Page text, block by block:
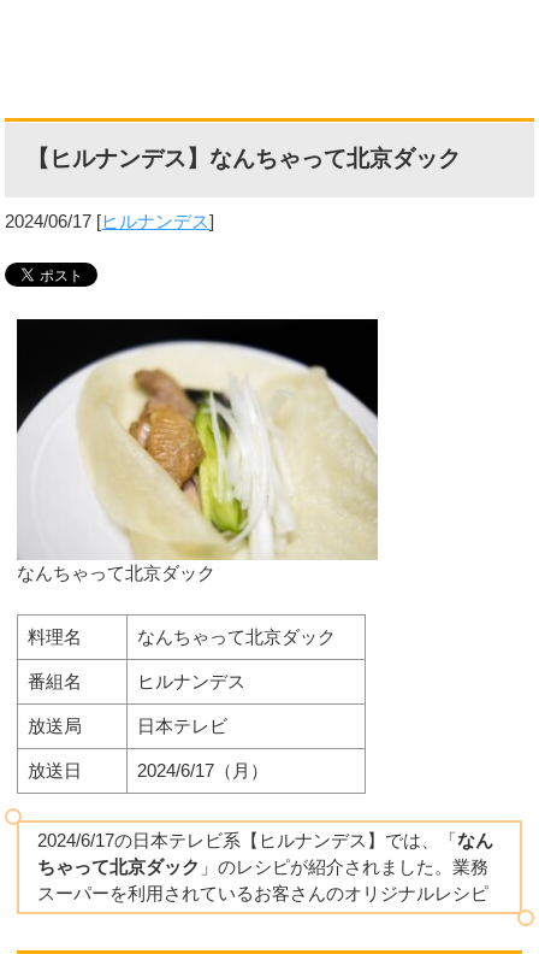
【ヒルナンデス】なんちゃって北京ダック
2024/06/17 [ヒルナンデス]
なんちゃって北京ダック
料理名 なんちゃって北京ダック
番組名 ヒルナンデス
放送局 日本テレビ
放送日 2024/6/17（月）
2024/6/17の日本テレビ系【ヒルナンデス】では、「なん
ちゃって北京ダック 」のレシピが紹介されました。業務
スーパーを利用されているお客さんのオリジナルレシピ